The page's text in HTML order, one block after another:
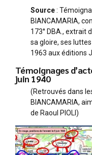
Source:
BIANCAMARIA,
173° DBA., extrait
sa gloire, ses
1963 aux éditions
Témoignages
juin 1940
(Retrouvés dans
BIANCAMARIA,
de Raoul PIOLI)